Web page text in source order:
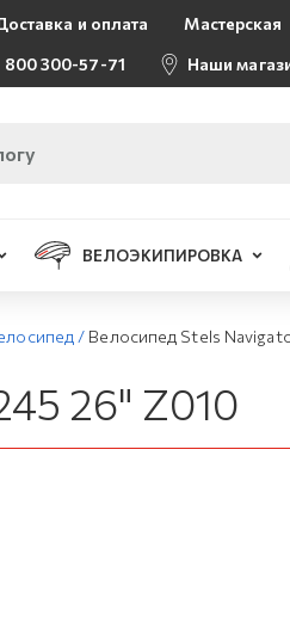
и оплата Мастерская
800 300-57-71
Наши
ВЕЛОЭКИПИРОВКА
/ Велосипед Stels
26" Z010